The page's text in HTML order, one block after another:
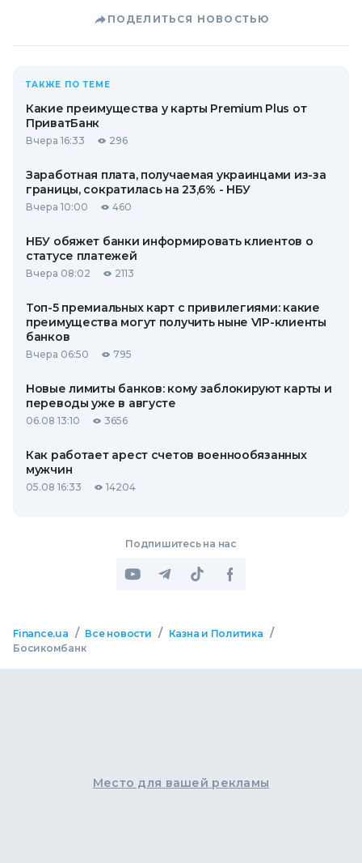
ПОДЕЛИТЬСЯ НОВОСТЬЮ
ТАКЖЕ ПО ТЕМЕ
Какие преимущества у карты Premium Plus от
ПриватБанк
Вчера 16:33 296
Заработная плата, получаемая украинцами из-за
границы, сократилась на 23,6% - НБУ
Вчера 10:00 460
НБУ обяжет банки информировать клиентов о
статусе платежей
Вчера 08:02 2113
Топ-5 премиальных карт с привилегиями: какие
преимущества могут получить ныне VIP-клиенты
банков
Вчера 06:50 795
Новые лимиты банков: кому заблокируют карты и
переводы уже в августе
06.08 13:10 3656
Как работает арест счетов военнообязанных
мужчин
05.08 16:33 14204
Подпишитесь на нас
Finance.ua / Все новости / Казна и Политика /
Босикомбанк
Место для вашей рекламы